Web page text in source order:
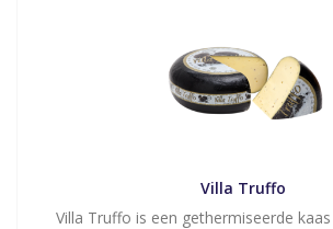
Villa Truffo
Villa Truffo is een gethermiseerde